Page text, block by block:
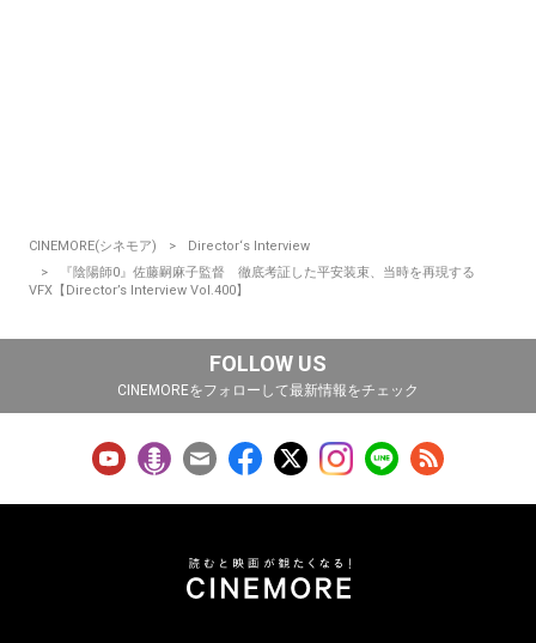
CINEMORE(シネモア)
Director‘s Interview
『陰陽師0』佐藤嗣麻子監督 徹底考証した平安装束、当時を再現する
VFX【Director’s Interview Vol.400】
FOLLOW US
CINEMOREをフォローして最新情報をチェック